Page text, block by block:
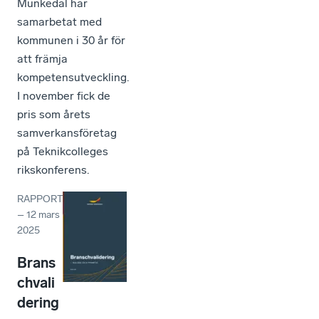
Munkedal har
samarbetat med
kommunen i 30 år för
att främja
kompetensutveckling.
I november fick de
pris som årets
samverkansföretag
på Teknikcolleges
rikskonferens.
RAPPORT
–12 mars
2025
Brans
chvali
dering